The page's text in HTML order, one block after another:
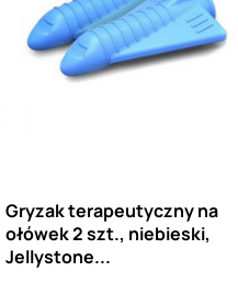
Gryzak terapeutyczny na
ołówek 2 szt., niebieski,
Jellystone...